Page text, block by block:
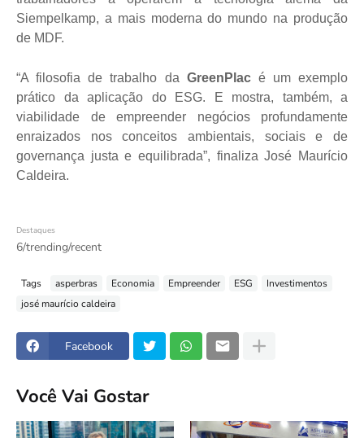
Siempelkamp, a mais moderna do mundo na produção
de MDF.
“A filosofia de trabalho da GreenPlac é um exemplo
prático da aplicação do ESG. E mostra, também, a
viabilidade de empreender negócios profundamente
enraizados nos conceitos ambientais, sociais e de
governança justa e equilibrada”, finaliza José Maurício
Caldeira.
Destaques
6/trending/recent
Tags asperbras Economia Empreender ESG
Investimentos
josé maurício caldeira
Facebook
Você Vai Gostar